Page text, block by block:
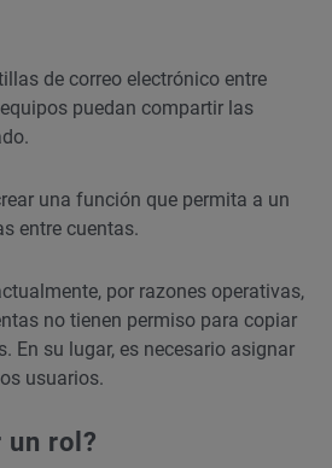
de correo electrónico entre
puedan compartir las
una función que permita a un
entre cuentas.
por razones operativas,
no tienen permiso para copiar
En su lugar, es necesario asignar
usuarios.
un rol?